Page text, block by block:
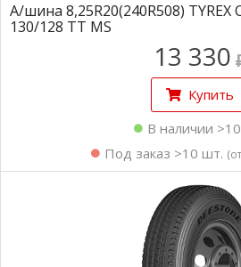
А/шина 8,25R20(240R508) TYREX
130/128 TT MS
13 330
Купить
В наличии
Под заказ >10 шт.